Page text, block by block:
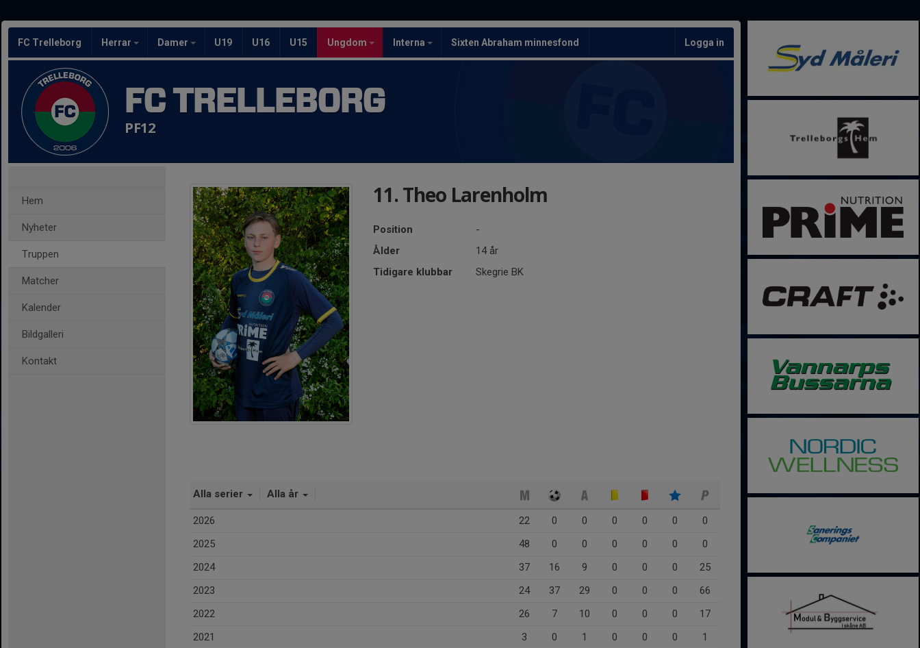
FC Trelleborg Herrar Damer U19 U16 U15 Ungdom Interna Sixten Abraham minnesfond Logga in
FC TRELLEBORG
PF12
Hem
Nyheter
Truppen
Matcher
Kalender
Bildgalleri
Kontakt
11. Theo Larenholm
Position
-
Ålder
14 år
Tidigare klubbar
Skegrie BK
Alla serier Alla år
2026 22 0 0 0 0 0
0
2025
48 0 0 0 0 0
0
2024
37 16 9 0 0 0
25
2023
24 37 29 0 0 0
66
2022
26 7 10 0 0 0
17
2021
3 0 1 0 0 0
1